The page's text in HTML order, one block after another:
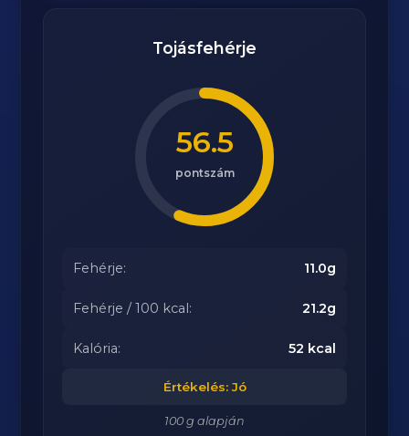
Tojásfehérje
56.5
pontszám
Fehérje: 11.0g
Fehérje / 100 kcal: 21.2g
Kalória: 52 kcal
Értékelés: Jó
100 g alapján